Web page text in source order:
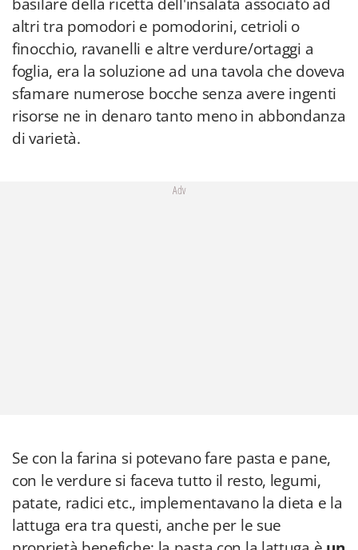
altri tra pomodori e pomodorini, cetrioli o
finocchio, ravanelli e altre verdure/ortaggi a
foglia, era la soluzione ad una tavola che doveva
sfamare numerose bocche senza avere ingenti
risorse ne in denaro tanto meno in abbondanza
di varietà.
Adv
Se con la farina si potevano fare pasta e pane,
con le verdure si faceva tutto il resto, legumi,
patate, radici etc., implementavano la dieta e la
lattuga era tra questi, anche per le sue